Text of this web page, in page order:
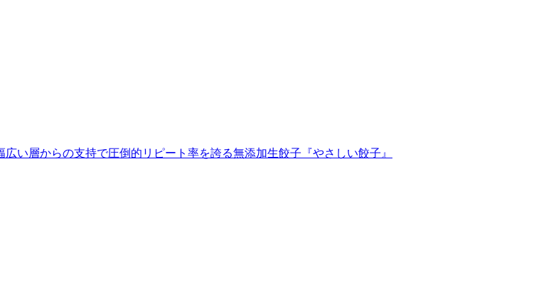
い層からの支持で圧倒的リピート率を誇る無添加生餃子『やさしい餃子』